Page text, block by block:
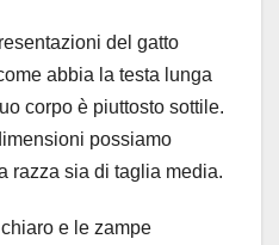
del gatto
abbia la testa lunga
corpo è piuttosto sottile.
possiamo
razza sia di taglia media.
e le zampe